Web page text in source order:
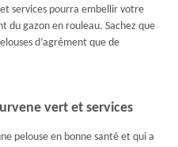
services pourra embellir votre
du gazon en rouleau. Sachez que
d’agrément que de
vert et services
pelouse en bonne santé et qui a